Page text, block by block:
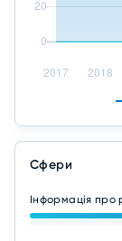
Сфери
Інформація про